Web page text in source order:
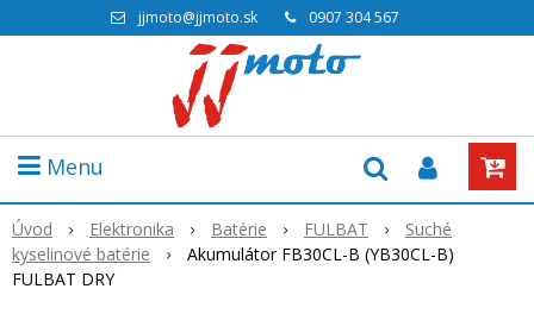
jjmoto@jjmoto.sk 0907 304 567
Menu
Úvod Elektronika Batérie FULBAT
Suché
kyselinové batérie
Akumulátor FB30CL-B (YB30CL-B)
FULBAT DRY